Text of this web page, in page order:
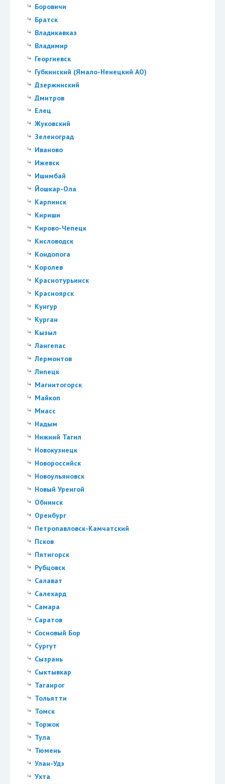
Боровичи
Братск
Владикавказ
Владимир
Георгиевск
Губкинский (Ямало-Ненецкий АО)
Дзержинский
Дмитров
Елец
Жуковский
Зеленоград
Иваново
Ижевск
Ишимбай
Йошкар-Ола
Карпинск
Кириши
Кирово-Чепецк
Кисловодск
Кондопога
Королев
Краснотурьинск
Красноярск
Кунгур
Курган
Кызыл
Лангепас
Лермонтов
Липецк
Магнитогорск
Майкоп
Миасс
Надым
Нижний Тагил
Новокузнецк
Новороссийск
Новоульяновск
Новый Уренгой
Обнинск
Оренбург
Петропавловск-Камчатский
Псков
Пятигорск
Рубцовск
Салават
Салехард
Самара
Саратов
Сосновый Бор
Сургут
Сызрань
Сыктывкар
Таганрог
Тольятти
Томск
Торжок
Тула
Тюмень
Улан-Удэ
Ухта